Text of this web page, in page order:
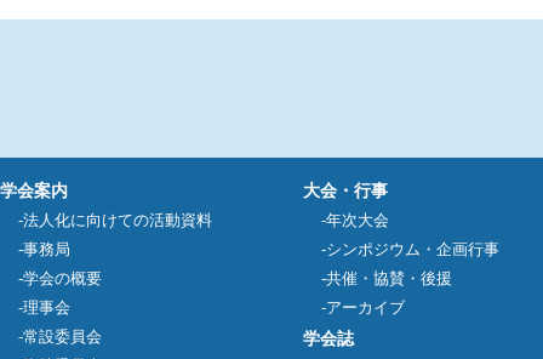
学会案内
法人化に向けての活動資料
事務局
学会の概要
理事会
常設委員会
大会・行事
年次大会
シンポジウム・企画行事
共催・協賛・後援
アーカイブ
学会誌